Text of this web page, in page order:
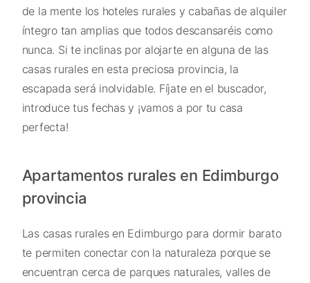
de la mente los hoteles rurales y cabañas de alquiler
íntegro tan amplias que todos descansaréis como
nunca. Si te inclinas por alojarte en alguna de las
casas rurales en esta preciosa provincia, la
escapada será inolvidable. Fíjate en el buscador,
introduce tus fechas y ¡vamos a por tu casa
perfecta!
Apartamentos rurales en Edimburgo
provincia
Las casas rurales en Edimburgo para dormir barato
te permiten conectar con la naturaleza porque se
encuentran cerca de parques naturales, valles de